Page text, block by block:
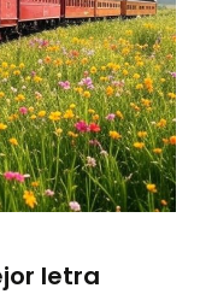
letra